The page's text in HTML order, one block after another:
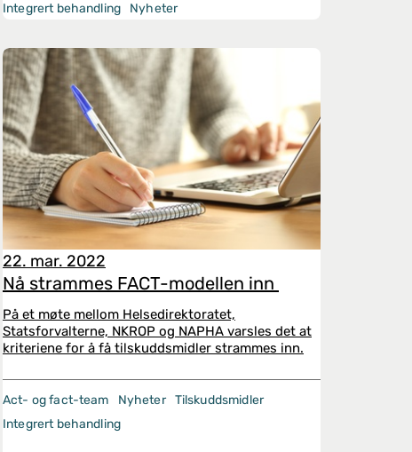
Integrert behandling
Nyheter
22. mar. 2022
Nå strammes FACT-modellen inn
På et møte mellom Helsedirektoratet,
Statsforvalterne, NKROP og NAPHA varsles det at
kriteriene for å få tilskuddsmidler strammes inn.
Act- og fact-team Nyheter
Tilskuddsmidler
Integrert behandling